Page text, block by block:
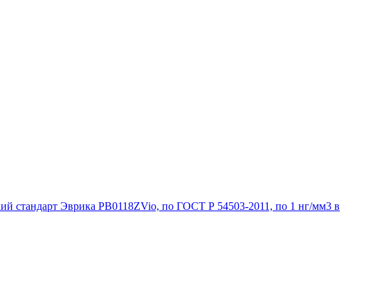
Эврика PB0118ZVio, по ГОСТ Р 54503-2011, по 1 нг/мм3 в